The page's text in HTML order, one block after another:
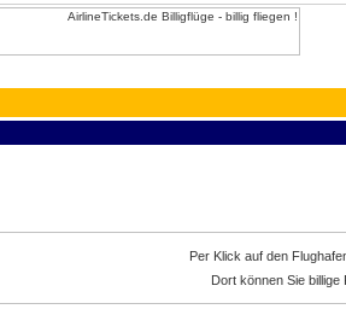
Per Klick auf den
Dort können Sie